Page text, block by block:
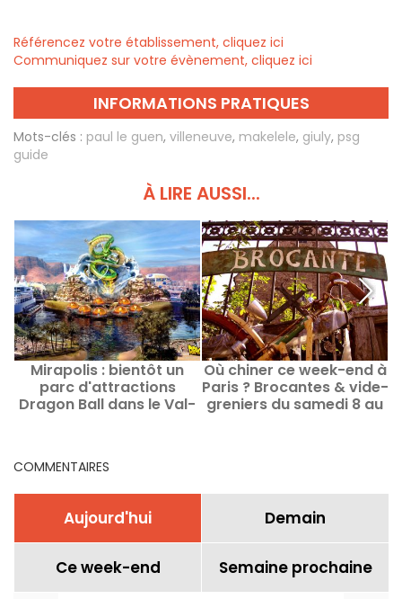
Référencez votre établissement, cliquez ici
Communiquez sur votre évènement, cliquez ici
INFORMATIONS PRATIQUES
Mots-clés : paul le guen, villeneuve, makelele, giuly, psg
guide
À LIRE AUSSI...
Mirapolis : bientôt un
parc d'attractions
Dragon Ball dans le Val-
Où chiner ce week-end à
Paris ? Brocantes & vide-
greniers du samedi 8 au
COMMENTAIRES
Aujourd'hui Demain
Ce week-end Semaine prochaine